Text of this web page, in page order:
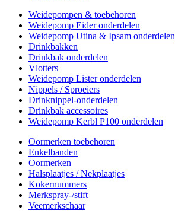
Weidepompen & toebehoren
Weidepomp Eider onderdelen
Weidepomp Utina & Ipsam onderdelen
Drinkbakken
Drinkbak onderdelen
Vlotters
Weidepomp Lister onderdelen
Nippels / Sproeiers
Drinknippel-onderdelen
Drinkbak accessoires
Weidepomp Kerbl P100 onderdelen
Oormerken toebehoren
Enkelbanden
Oormerken
Halsplaatjes / Nekplaatjes
Kokernummers
Merkspray-/stift
Veemerkschaar